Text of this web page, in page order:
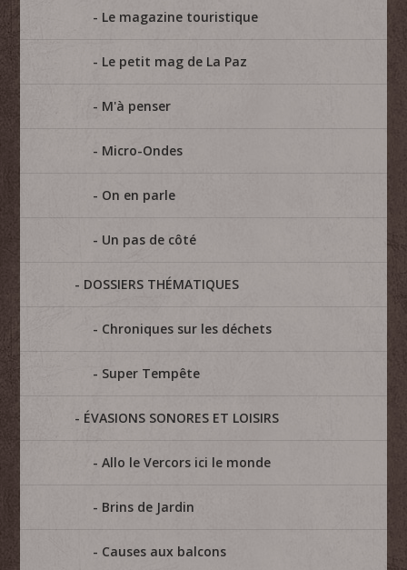
Le magazine touristique
Le petit mag de La Paz
M'à penser
Micro-Ondes
On en parle
Un pas de côté
DOSSIERS THÉMATIQUES
Chroniques sur les déchets
Super Tempête
ÉVASIONS SONORES ET LOISIRS
Allo le Vercors ici le monde
Brins de Jardin
Causes aux balcons